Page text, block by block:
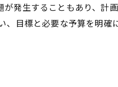
発生することもあり、計
、目標と必要な予算を明確